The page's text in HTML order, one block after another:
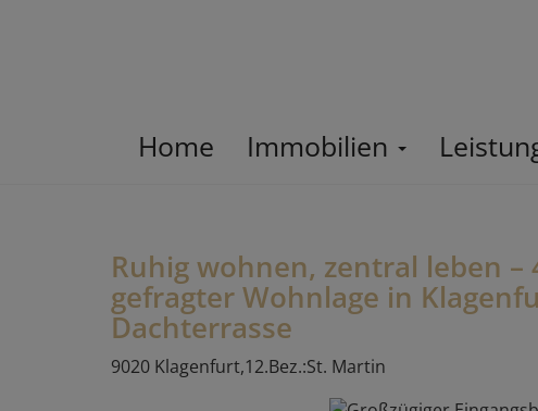
Home Immobilien
Ruhig wohnen, zentral leben
gefragter Wohnlage in
Dachterrasse
9020 Klagenfurt,12.Bez.:St. Martin